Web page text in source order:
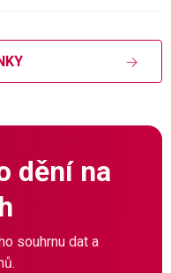
dění na
souhrnu dat a